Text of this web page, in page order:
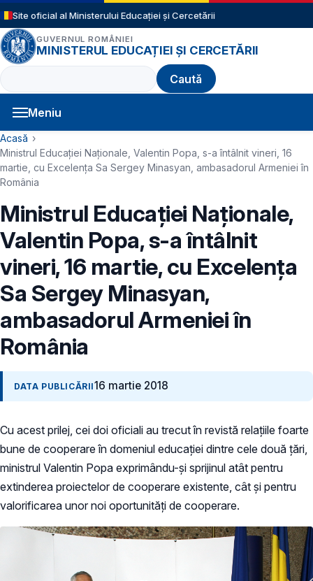
Sari la conținutul principal
Site oficial al Ministerului Educației și Cercetării
GUVERNUL ROMÂNIEI
MINISTERUL EDUCAȚIEI ȘI CERCETĂRII
Caută
Meniu
Navigație principală
Cale de navigare
Acasă
Ministrul Educației Naționale, Valentin Popa, s-a întâlnit vineri, 16
martie, cu Excelența Sa Sergey Minasyan, ambasadorul Armeniei în
România
Ministrul Educației Naționale,
Valentin Popa, s-a întâlnit
vineri, 16 martie, cu Excelența
Sa Sergey Minasyan,
ambasadorul Armeniei în
România
DATA PUBLICĂRII16 martie 2018
Cu acest prilej, cei doi oficiali au trecut în revistă relațiile foarte
bune de cooperare în domeniul educației dintre cele două țări,
ministrul Valentin Popa exprimându-și sprijinul atât pentru
extinderea proiectelor de cooperare existente, cât și pentru
valorificarea unor noi oportunități de cooperare.